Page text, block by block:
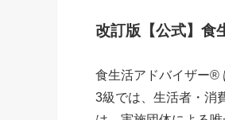
改訂版【公式】食
食生活アドバイザー®
3級では、生活者・消